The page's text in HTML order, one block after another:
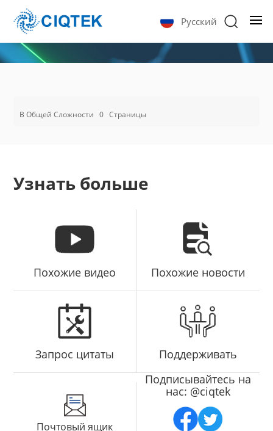
Русский
В Общей Сложности 0 Страницы
Узнать больше
Похожие видео Похожие новости
Запрос цитаты Поддерживать
Почтовый ящик
Подписывайтесь на
нас: @ciqtek